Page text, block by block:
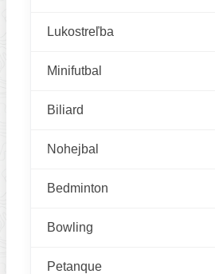
Lukostreľba
Minifutbal
Biliard
Nohejbal
Bedminton
Bowling
Petanque